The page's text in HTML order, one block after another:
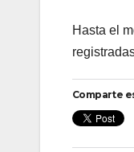
Hasta el
Comparte